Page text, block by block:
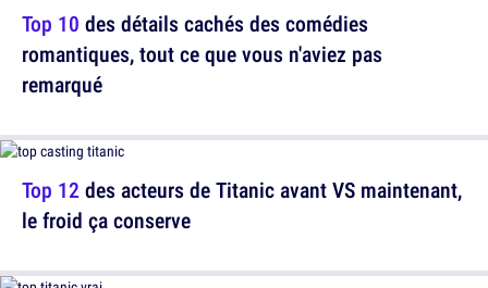
Top 12 des acteurs de Titanic avant VS maintenant,
le froid ça conserve
Top 10 des détails cachés des comédies
romantiques, tout ce que vous n'aviez pas
remarqué